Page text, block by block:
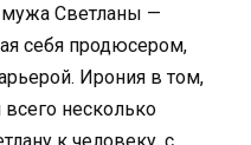
мужа Светланы —
себя продюсером,
Ирония в том,
несколько
к человеку, с